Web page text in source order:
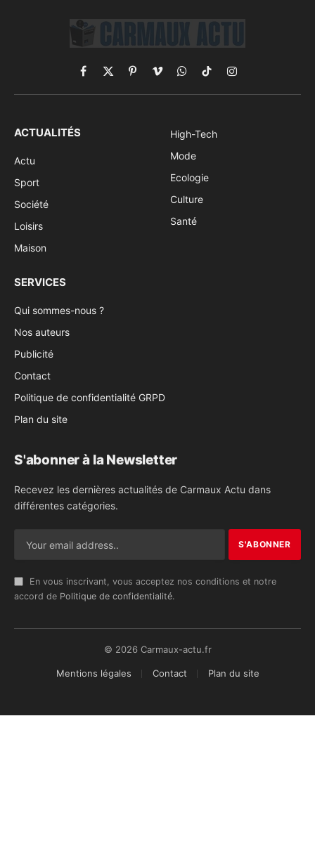
Facebook
X
(Twitter)
PinterestVimeoWhatsApp
TikTokInstagram
ACTUALITÉS
Actu
Sport
Société
Loisirs
Maison
High-Tech
Mode
Ecologie
Culture
Santé
SERVICES
Qui sommes-nous ?
Nos auteurs
Publicité
Contact
Politique de confidentialité GRPD
Plan du site
S'abonner à la Newsletter
Recevez les dernières actualités de Carmaux Actu dans
différentes catégories.
En vous inscrivant, vous acceptez nos conditions et notre
accord de Politique de confidentialité.
© 2026 Carmaux-actu.fr
Mentions légales Contact Plan du site